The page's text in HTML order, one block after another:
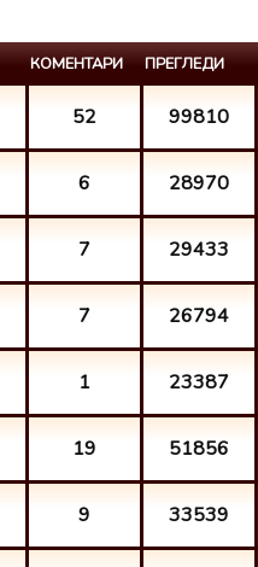
КОМЕНТАРИ ПРЕГЛЕДИ
52 99810
6 28970
7 29433
7 26794
1 23387
19 51856
9 33539